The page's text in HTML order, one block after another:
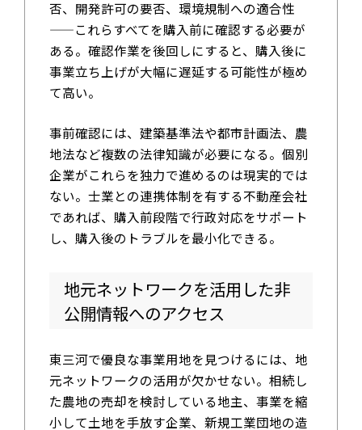
否、開発許可の要否、環境規制への適合性
——これらすべてを購入前に確認する必要が
ある。確認作業を後回しにすると、購入後に
事業立ち上げが大幅に遅延する可能性が極め
て高い。
事前確認には、建築基準法や都市計画法、農
地法など複数の法律知識が必要になる。個別
企業がこれらを独力で進めるのは現実的では
ない。士業との連携体制を有する不動産会社
であれば、購入前段階で行政対応をサポート
し、購入後のトラブルを最小化できる。
地元ネットワークを活用した非
公開情報へのアクセス
東三河で優良な事業用地を見つけるには、地
元ネットワークの活用が欠かせない。相続し
た農地の売却を検討している地主、事業を縮
小して土地を手放す企業、新規工業団地の造